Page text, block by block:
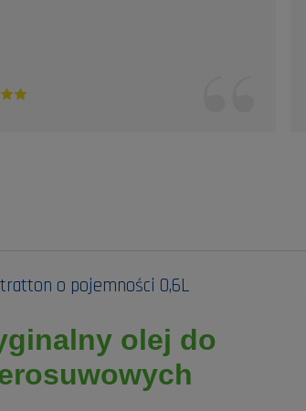
o pojemności 0,6L
olej do